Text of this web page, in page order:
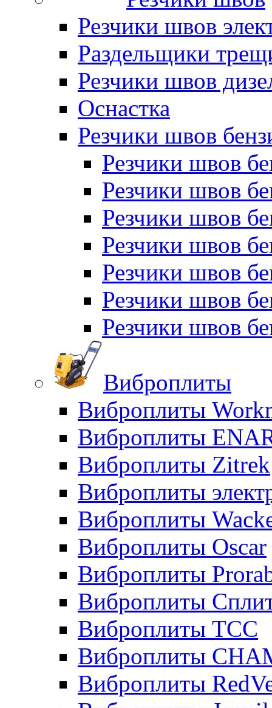
Резчики швов
Раздельщики
Резчики швов
Оснастка
Резчики швов
Резчики швов
Резчики швов
Резчики швов
Резчики швов
Резчики швов
Резчики швов
Резчики швов
Виброплиты
Виброплиты
Виброплиты
Виброплиты Zitrek
Виброплиты
Виброплиты
Виброплиты Oscar
Виброплиты
Виброплиты
Виброплиты ТСС
Виброплиты
Виброплиты